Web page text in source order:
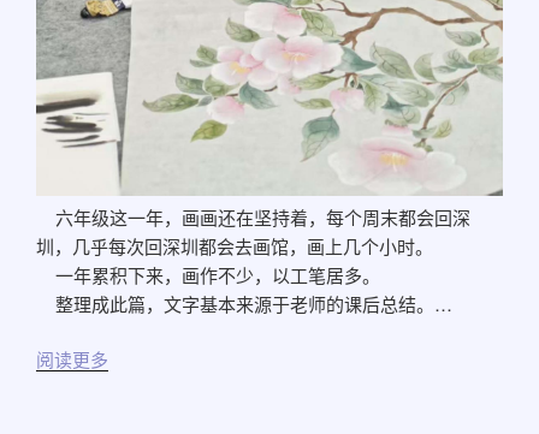
六年级这一年，画画还在坚持着，每个周末都会回深
圳，几乎每次回深圳都会去画馆，画上几个小时。
一年累积下来，画作不少，以工笔居多。
整理成此篇，文字基本来源于老师的课后总结。…
阅读更多